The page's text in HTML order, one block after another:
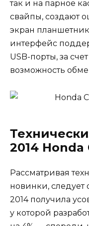
так и на парное
свайпы, создают
экран
интерфейс
USB-порты, за
возможность
2014 Honda
Рассматривая
новинки, следует
2014 получила
у которой